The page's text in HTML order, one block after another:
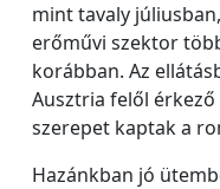
mint tavaly
erőművi szektor
korábban. Az
Ausztria felől
szerepet kaptak a
Hazánkban jó